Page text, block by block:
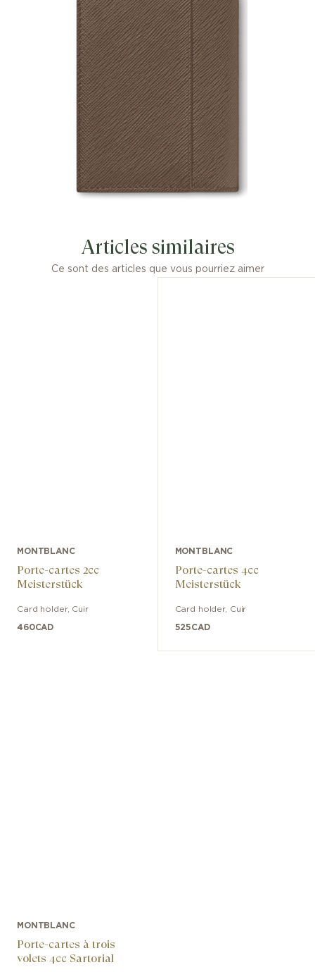
Articles similaires
Ce sont des articles que vous pourriez aimer
MONTBLANC
Porte-cartes 2cc
Meisterstück
Card holder, Cuir
460CAD
MONTBLANC
Porte-cartes 4cc
Meisterstück
Card holder, Cuir
525CAD
MONTBLANC
Porte-cartes à trois
volets 4cc Sartorial